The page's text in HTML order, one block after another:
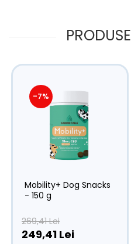
-7%
Mobility+ Dog Snacks
- 150 g
269,41 Lei
249,41 Lei